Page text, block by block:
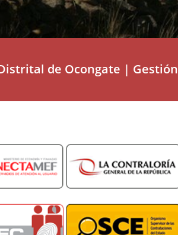
de Ocongate | Gestión